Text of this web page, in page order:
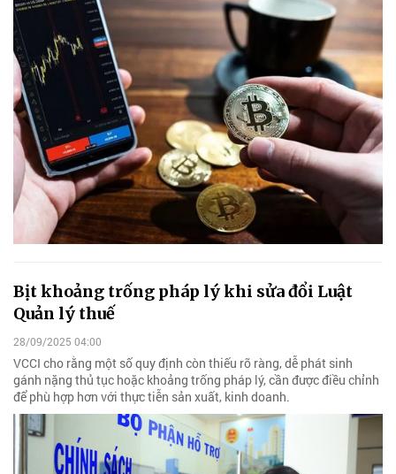
Bịt khoảng trống pháp lý khi sửa đổi Luật
Quản lý thuế
28/09/2025 04:00
VCCI cho rằng một số quy định còn thiếu rõ ràng, dễ phát sinh
gánh nặng thủ tục hoặc khoảng trống pháp lý, cần được điều chỉnh
để phù hợp hơn với thực tiễn sản xuất, kinh doanh.